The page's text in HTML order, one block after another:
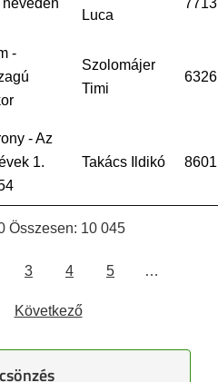
Luca
7713
-
Szolomájer
Timi
6326
- Az
1.
Takács Ildikó 8601
Összesen: 10 045
3 4 5 …
Következő